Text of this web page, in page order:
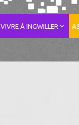
VIVRE À INGWILLER